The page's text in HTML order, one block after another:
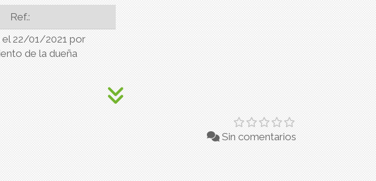
Ref.:
22/01/2021 por
de la dueña
Sin comentarios